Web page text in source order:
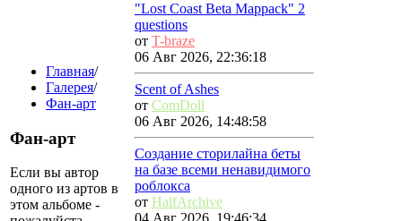
Главная/
Галерея/
Фан-арт
Фан-арт
Если вы автор
одного из артов в
этом альбоме -
"Lost Coast Beta Mappack" 2
questions
от T-braze
06 Авг 2026, 22:36:18
Scent of Ashes
от ComDoll
06 Авг 2026, 14:48:58
Создание сторилайна беты
на базе всеми ненавидимого
роблокса
от HalfArchive